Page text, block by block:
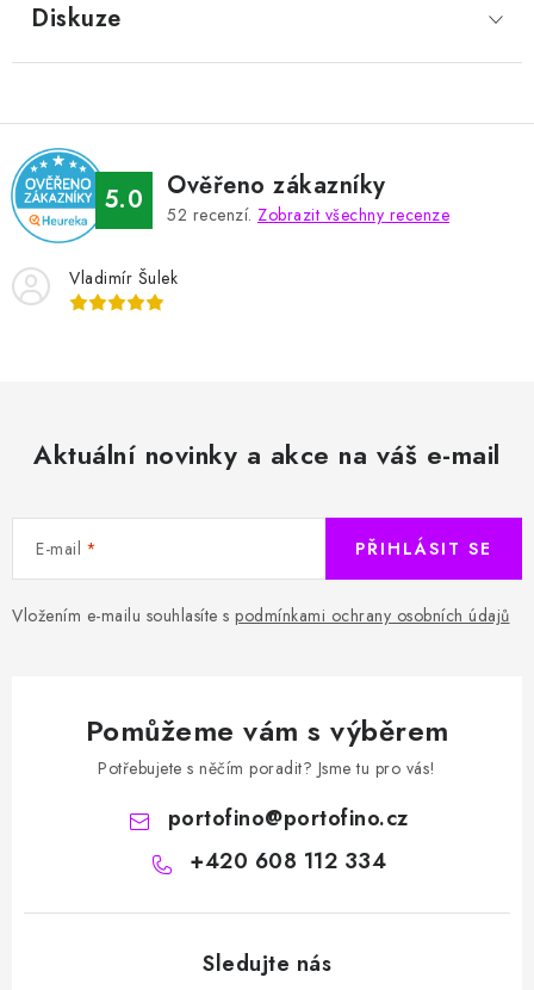
Diskuze
5.0 Ověřeno zákazníky
52 recenzí. Zobrazit všechny recenze
Vladimír Šulek
Aktuální novinky a akce na váš e-mail
E-mail
Vložením e-mailu souhlasíte s podmínkami ochrany osobních údajů
PŘIHLÁSIT SE
Pomůžeme vám s výběrem
Potřebujete s něčím poradit? Jsme tu pro vás!
portofino@portofino.cz
+420 608 112 334